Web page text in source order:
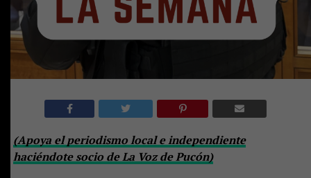
(Apoya el periodismo local e independiente
haciéndote socio de La Voz de Pucón)